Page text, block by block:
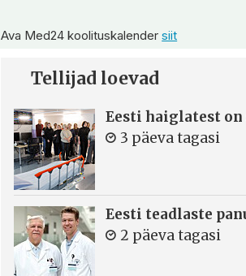
Ava Med24 koolituskalendersiit
Tellijad loevad
Eesti haiglatest on
3 päeva tagasi
Eesti teadlaste
2 päeva tagasi